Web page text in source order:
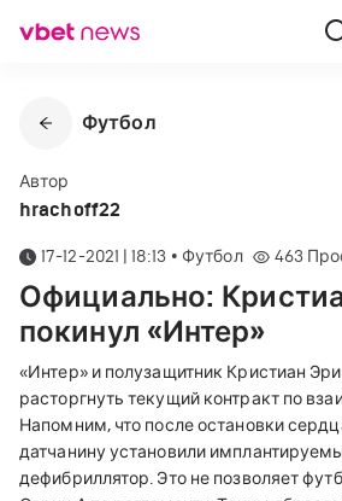
Футбол
Автор
hrachoff22
17-12-2021 | 18:13 • Футбол 463
Официально:
покинул «Интер»
«Интер» и полузащитник Кристиан
расторгнуть текущий контракт по
Напомним, что после остановки
датчанину установили
дефибриллятор. Это не позволяет